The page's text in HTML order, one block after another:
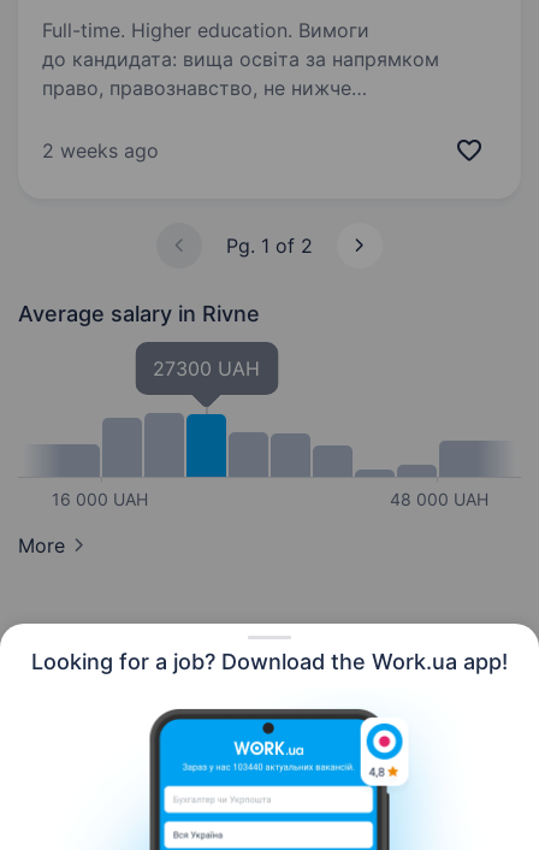
Looking for a job? Download the Work.ua app!
Full-time. Higher education. Вимоги
до кандидата: вища освіта за напрямком
право, правознавство, не нижче
володіння українською мовою; здатність до
2 weeks ago
Pg. 1 of 2
Average salary in Rivne
16 000 UAH
27300 UAH
48 000 UAH
More